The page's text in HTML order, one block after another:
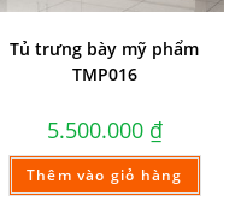
Tủ trưng bày mỹ phẩm
TMP016
5.500.000 ₫
Thêm vào giỏ hàng